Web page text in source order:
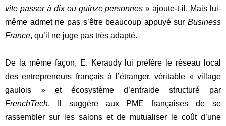
vite passer à dix ou quinze personnes » ajoute-t-il. Mais lui-
même admet ne pas s’être beaucoup appuyé sur Business
France, qu’il ne juge pas très adapté.
De la même façon, E. Keraudy lui préfère le réseau local
des entrepreneurs français à l’étranger, véritable « village
gaulois » et écosystème d’entraide structuré par
FrenchTech. Il suggère aux PME françaises de se
rassembler sur les salons et de mutualiser le coût d’une